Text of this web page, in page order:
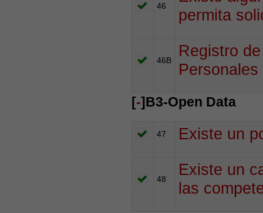
46
permita
46B
Registro
[-]B3-Open Data
47 Existe un
48
Existe un
las